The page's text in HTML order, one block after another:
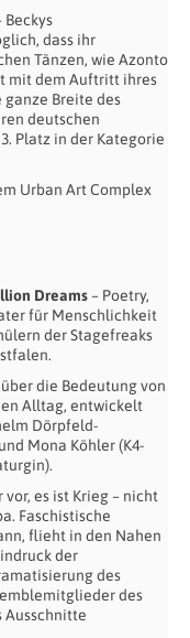
Beckys
dass ihr
Tänzen, wie Azonto
mit dem Auftritt ihres
ganze Breite des
deutschen
Platz in der Kategorie
Urban Art Complex
Dreams– Poetry,
für Menschlichkeit
der Stagefreaks
die Bedeutung von
Alltag, entwickelt
Dörpfeld-
Mona Köhler (K4-
vor, es ist Krieg – nicht
Faschistische
flieht in den Nahen
der
des
des
Ausschnitte